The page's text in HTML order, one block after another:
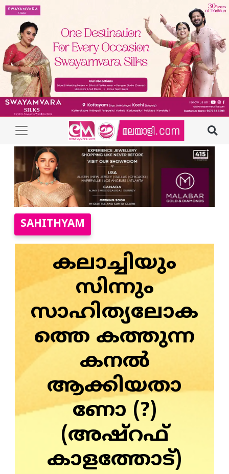
SAHITHYAM
കലാച്ചിയും
സിന്നും
സാഹിത്യലോക
ത്തെ കത്തുന്ന
കനൽ
ആക്കിയതാ
ണോ (?)
(അഷ്റഫ്
കാളത്തോട്)